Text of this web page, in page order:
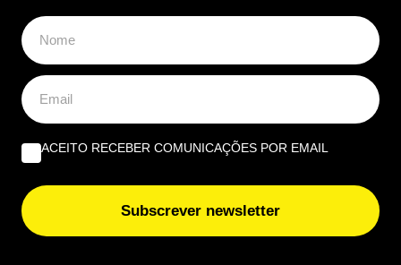
Governantes no Algarve: de reino a região transnacional
| Por Virgílio Machado
O que fazer quando tudo arde? Impedir os bombeiros
voluntários de serem precários | Por Cobramor
“A lição de piano” | Por José Garrido
EUROPE DIRECT ALGARVE
ACEITO RECEBER COMUNICAÇÕES POR EMAIL
Subscrever newsletter